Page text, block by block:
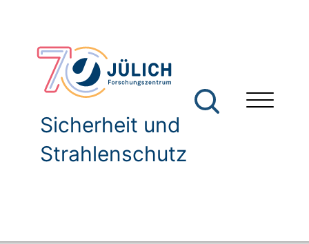
Sicherheit und
Strahlenschutz